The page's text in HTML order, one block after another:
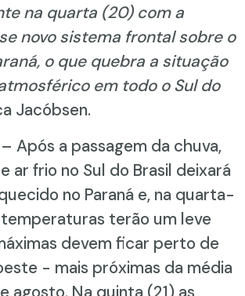
na quarta (20) com a
novo sistema frontal sobre o
o que quebra a situação
em todo o Sul do
Jacóbsen.
– Após a passagem da chuva,
ar frio no Sul do Brasil deixará
no Paraná e, na quarta-
terão um leve
devem ficar perto de
- mais próximas da média
agosto. Na quinta (21) as